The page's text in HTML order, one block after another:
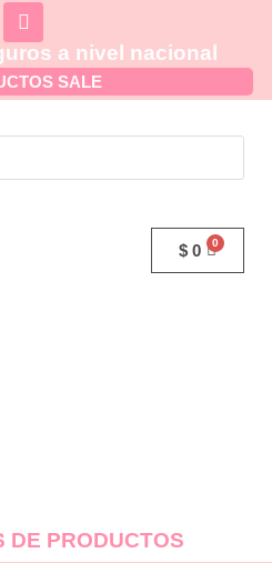
a nivel nacional
SALE
$ 0
DE PRODUCTOS